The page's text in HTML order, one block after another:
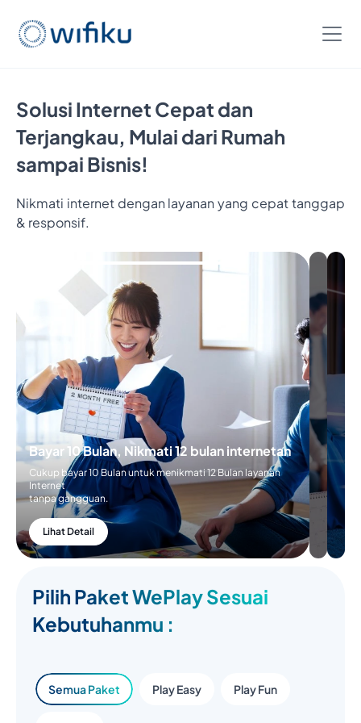
Solusi Internet Cepat dan
Terjangkau, Mulai dari Rumah
sampai Bisnis!
Nikmati internet dengan layanan yang cepat tanggap
& responsif.
Bayar 10 Bulan, Nikmati 12
bulan internetan
Cukup bayar 10 Bulan untuk
menikmati 12 Bulan layanan Internet
tanpa gangguan.
Lihat Detail
Bayar 5
Bulan,
Internetan
Cukup Bayar 5
Bulan untuk
menikmati 6 Bulan
layanan
internetan
tanpa gangguan
Lihat Detail
Pilih Paket WePlay Sesuai
Kebutuhanmu :
Semua Paket Play Easy Play Fun